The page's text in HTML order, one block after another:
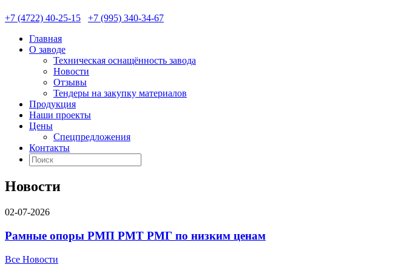
+7 (4722) 40-25-15
+7 (995) 340-34-67
Главная
О заводе
Техническая оснащённость завода
Новости
Отзывы
Тендеры на закупку материалов
Продукция
Наши проекты
Цены
Спецпредложения
Контакты
Новости
02-07-2026
Рамные опоры РМП РМТ РМГ по низким ценам
Все Новости